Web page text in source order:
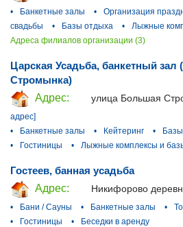
•
Банкетные залы • Организация
свадьбы
• Базы отдыха •
Лыжные
Адреса филиалов организации (3)
Царская Усадьба, банкетный
Стромынка)
Адрес:
улица Большая
адрес]
•
Банкетные залы • Кейтеринг •
•
Гостиницы • Лыжные комплексы и
Гостеев, банная усадьба
Адрес:
Никифорово
•
Бани / Сауны • Банкетные залы •
•
Гостиницы • Беседки в аренду